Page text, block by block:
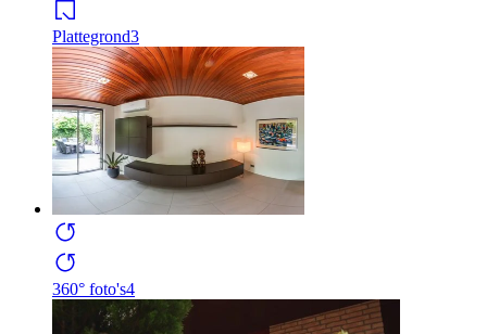
Plattegrond3
360° foto's4